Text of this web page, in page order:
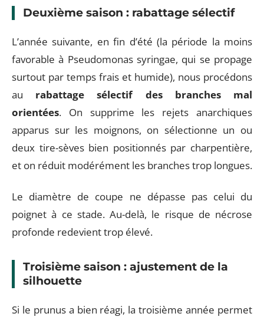
Deuxième saison : rabattage sélectif
L’année suivante, en fin d’été (la période la moins
favorable à Pseudomonas syringae, qui se propage
surtout par temps frais et humide), nous procédons
au rabattage sélectif des branches mal
orientées. On supprime les rejets anarchiques
apparus sur les moignons, on sélectionne un ou
deux tire-sèves bien positionnés par charpentière,
et on réduit modérément les branches trop longues.
Le diamètre de coupe ne dépasse pas celui du
poignet à ce stade. Au-delà, le risque de nécrose
profonde redevient trop élevé.
Troisième saison : ajustement de la
silhouette
Si le prunus a bien réagi, la troisième année permet